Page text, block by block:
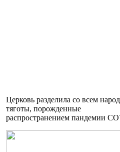
Церковь разделила со всем
тяготы, порожденные
распространением пандемии